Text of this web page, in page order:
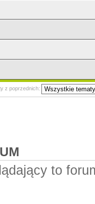
z poprzednich:
to